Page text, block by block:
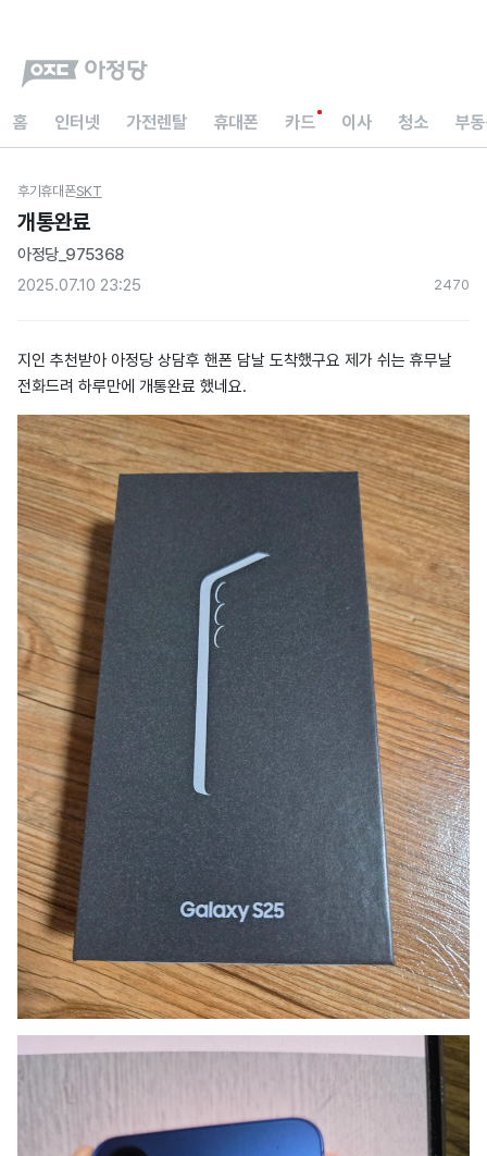
홈 인터넷 가전렌탈 휴대폰 카드 이사 청소 부
후기휴대폰SKT
개통완료
아정당_975368
2025.07.10 23:25
2470
지인 추천받아 아정당 상담후 핸폰 담날 도착했구요 제가 쉬는 휴무날
전화드려 하루만에 개통완료 했네요.